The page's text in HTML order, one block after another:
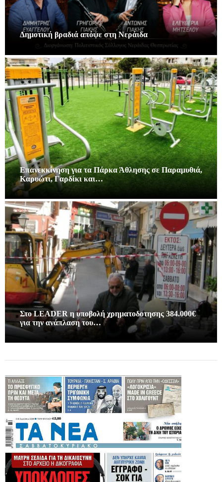
Δημοτική βραδιά απόψε στη Νεράιδα
Επανεκκίνηση για τα Πάρκα Άθλησης σε Παραμυθιά,
Καρυώτι, Γαρδίκι και…
Στο LEADER η υποβολή χρηματοδοτησης 384.000€
για την ανάπλαση του…